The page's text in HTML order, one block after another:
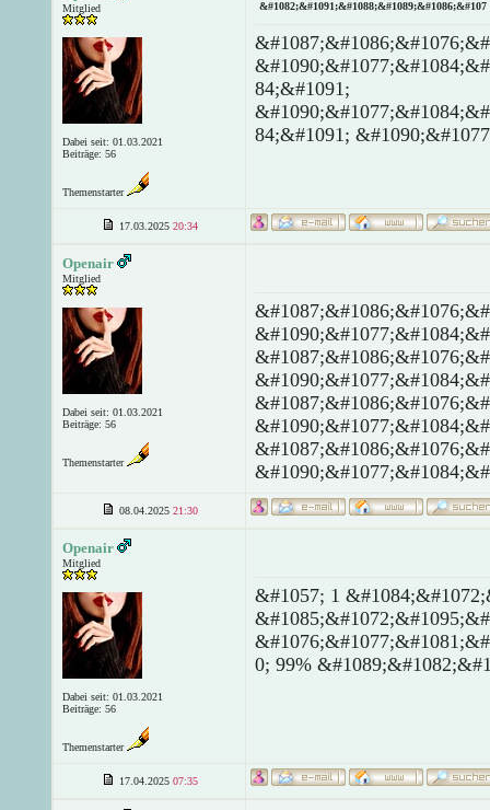
Mitglied
Dabei seit: 01.03.2021
Beiträge: 56
Themenstarter
&#1082;&#1091;&#1088;&#1089;&#1086;&#107
84;&#1091;
84;&#1091;
17.03.2025 20:34
Openair
Mitglied
Dabei seit: 01.03.2021
Beiträge: 56
Themenstarter
08.04.2025 21:30
Openair
Mitglied
Dabei seit: 01.03.2021
Beiträge: 56
Themenstarter
&#1057; 1
0; 99%
17.04.2025 07:35